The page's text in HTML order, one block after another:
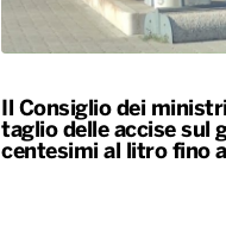
Il Consiglio dei
taglio delle accise sul
centesimi al litro fino